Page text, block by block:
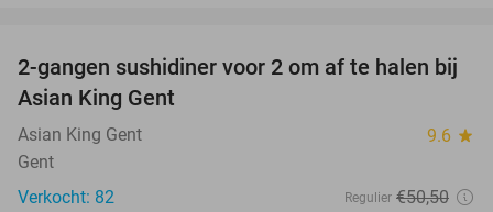
31%
2-gangen sushidiner voor 2 om af te halen bij
Asian King Gent
Asian King Gent 9.6 star
Gent
Verkocht: 82
Regulier €50,50